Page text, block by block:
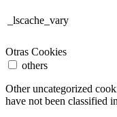
_lscache_vary
Otras Cookies
others
Other uncategorized
have not been classified